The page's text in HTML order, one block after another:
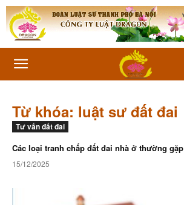
Từ khóa: luật sư đất đai
Tư vấn đất đai
Các loại tranh chấp đất đai nhà ở thường gặp
15/12/2025